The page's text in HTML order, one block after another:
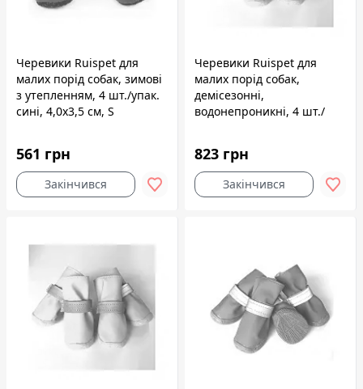
Черевики Ruispet для
малих порід собак, зимові
з утепленням, 4 шт./упак.
сині, 4,0x3,5 см, S
561 грн
Закінчився
Черевики Ruispet для
малих порід собак,
демісезонні,
водонепроникні, 4 шт./
823 грн
Закінчився